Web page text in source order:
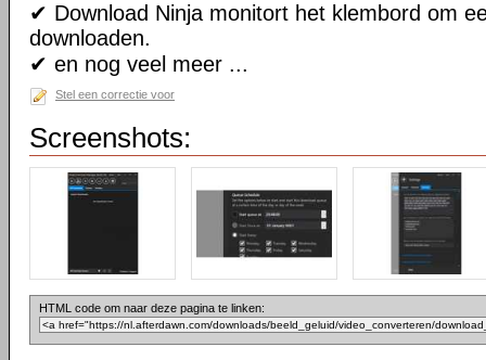
✔ Download Ninja monitort het klembord om
downloaden.
✔ en nog veel meer ...
Stel een correctie voor
Screenshots:
HTML code om naar deze pagina te linken: